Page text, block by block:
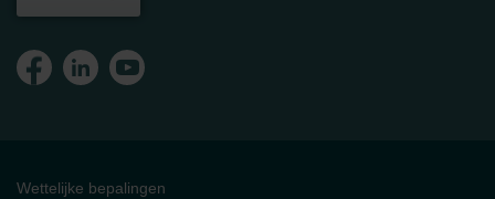
Wettelijke bepalingen